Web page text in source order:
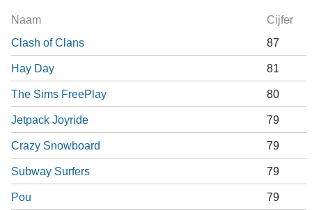
Naam Cijfer
Clash of Clans 87
Hay Day 81
The Sims FreePlay 80
Jetpack Joyride 79
Crazy Snowboard 79
Subway Surfers 79
Pou 79